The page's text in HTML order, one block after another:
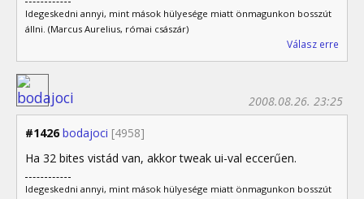
Idegeskedni annyi, mint mások hülyesége miatt önmagunkon bosszút
állni. (Marcus Aurelius, római császár)
Válasz erre
#1426 bodajoci [4958]
2008.08.26. 23:25
Ha 32 bites vistád van, akkor tweak ui-val eccerűen.
Idegeskedni annyi, mint mások hülyesége miatt önmagunkon bosszút